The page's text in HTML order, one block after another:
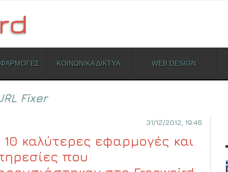
ΚΟΙΝΩΝΙΚΑ ΔΙΚΤΥΑ WEB DESIGN
Fixer
31/12/2012, 19:46
10 καλύτερες εφαρμογές και
που